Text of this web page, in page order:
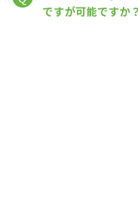
ですが可能ですか？